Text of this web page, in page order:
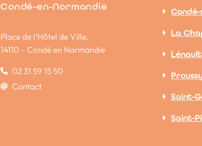
Condé-en-Normandie
Place de l’Hôtel de Ville,
14110 – Condé en Normandie
02 31 59 15 50
Contact
La
Lénault
Saint-
Saint-